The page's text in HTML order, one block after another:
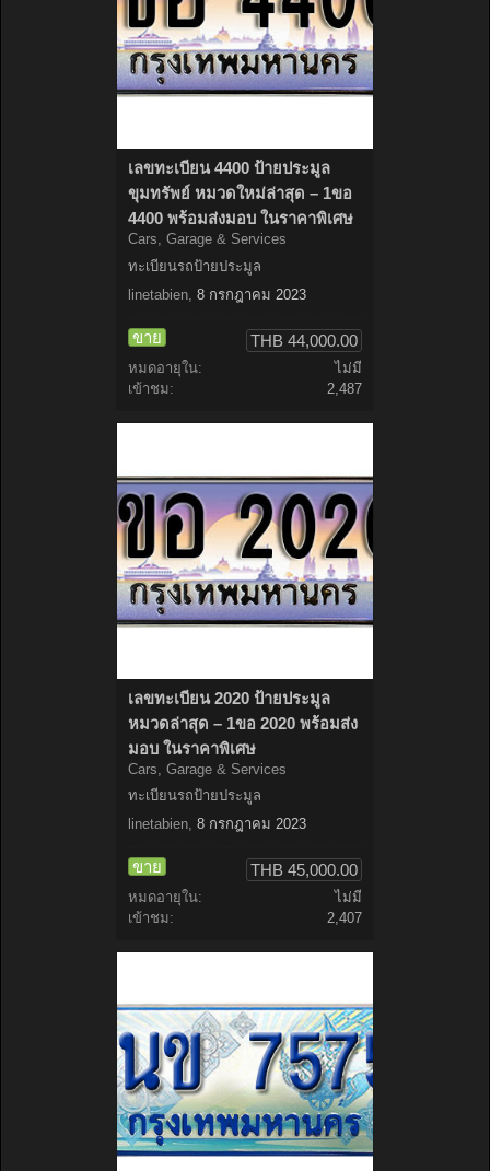
เลขทะเบียน 4400 ป้ายประมูล
ขุมทรัพย์ หมวดใหม่ล่าสุด – 1ขอ
4400 พร้อมส่งมอบ ในราคาพิเศษ
Cars, Garage & Services
ทะเบียนรถป้ายประมูล
linetabien 8 กรกฎาคม 2023
ขาย THB 44,000.00
หมดอายุใน:
ไม่มี
เข้าชม:
2,487
เลขทะเบียน 2020 ป้ายประมูล
หมวดล่าสุด – 1ขอ 2020 พร้อมส่ง
มอบ ในราคาพิเศษ
Cars, Garage & Services
ทะเบียนรถป้ายประมูล
linetabien, 8 กรกฎาคม 2023
ขาย THB 45,000.00
หมดอายุใน:
ไม่มี
เข้าชม:
2,407